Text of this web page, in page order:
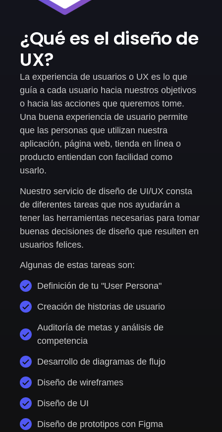
¿Qué es el diseño de
UX?
La experiencia de usuarios o UX es lo que
guía a cada usuario hacia nuestros objetivos
o hacia las acciones que queremos tome.
Una buena experiencia de usuario permite
que las personas que utilizan nuestra
aplicación, página web, tienda en línea o
producto entiendan con facilidad como
usarlo.
Nuestro servicio de diseño de UI/UX consta
de diferentes tareas que nos ayudarán a
tener las herramientas necesarias para tomar
buenas decisiones de diseño que resulten en
usuarios felices.
Algunas de estas tareas son:
Definición de tu "User Persona"
Creación de historias de usuario
Auditoría de metas y análisis de
competencia
Desarrollo de diagramas de flujo
Diseño de wireframes
Diseño de UI
Diseño de prototipos con Figma